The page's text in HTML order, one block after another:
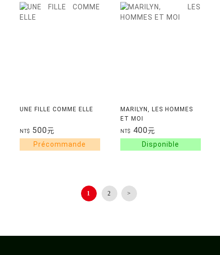
UNE FILLE COMME ELLE
NT$ 500元
MARILYN, LES HOMMES
ET MOI
NT$ 400元
1 2 >